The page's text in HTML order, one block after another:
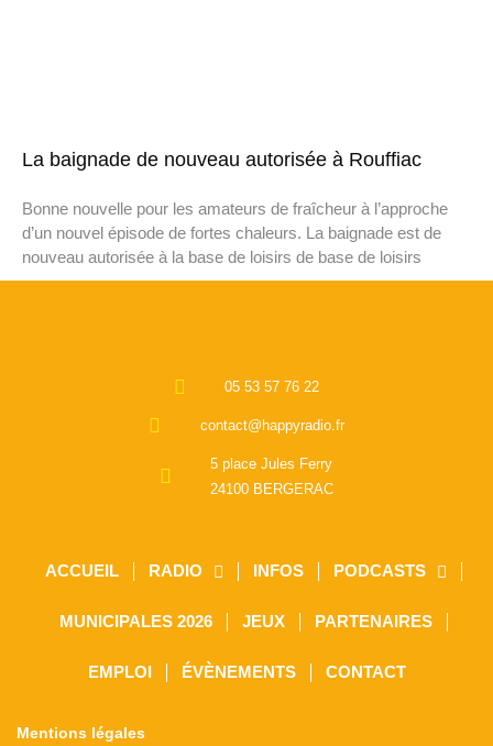
La baignade de nouveau autorisée à Rouffiac
Bonne nouvelle pour les amateurs de fraîcheur à l’approche
d’un nouvel épisode de fortes chaleurs. La baignade est de
nouveau autorisée à la base de loisirs de base de loisirs
05 53 57 76 22
contact@happyradio.fr
5 place Jules Ferry
24100 BERGERAC
ACCUEIL RADIO INFOS PODCASTS
MUNICIPALES 2026 JEUX PARTENAIRES
EMPLOI ÉVÈNEMENTS CONTACT
Mentions légales